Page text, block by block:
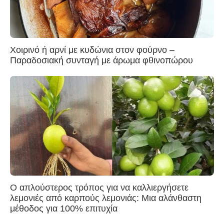
Χοιρινό ή αρνί με κυδώνια στον φούρνο –
Παραδοσιακή συνταγή με άρωμα φθινοπώρου
Ο απλούστερος τρόπος για να καλλιεργήσετε
λεμονιές από καρπούς λεμονιάς: Μια αλάνθαστη
μέθοδος για 100% επιτυχία